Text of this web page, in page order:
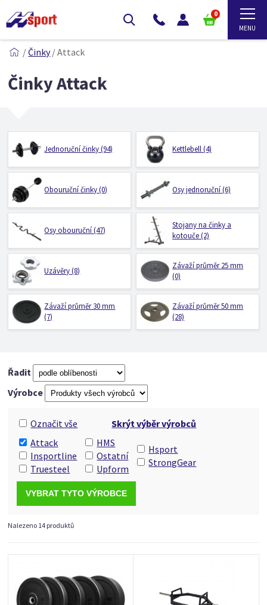
0
/Činky/Attack
Činky Attack
Jednoruční činky (94) Kettlebell (4)
Obouruční činky (0) Osy jednoruční (6)
Osy obouruční (47)
Stojany na činky a
kotouče (2)
Uzávěry (8)
Závaží průměr 25 mm
(0)
Závaží průměr 30 mm
(7)
Závaží průměr 50 mm
(28)
Řadit
Výrobce
Skrýt výběr výrobců
Označit vše
Attack
Insportline
Truesteel
HMS
Ostatní
Upform
Hsport
StrongGear
Nalezeno 14 produktů